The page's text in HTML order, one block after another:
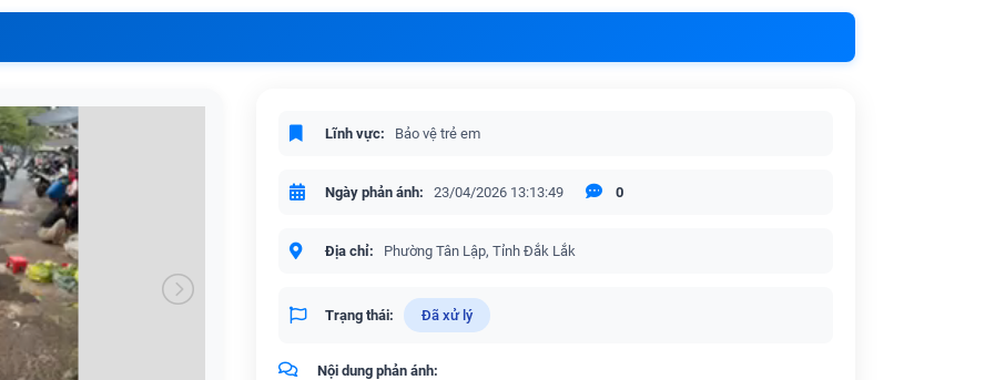
Lĩnh vực: Bảo vệ trẻ em
Ngày phản ánh: 23/04/2026 13:13:49 0
Địa chỉ: Phường Tân Lập, Tỉnh Đắk Lắk
Trạng thái: Đã xử lý
Nội dung phản ánh: